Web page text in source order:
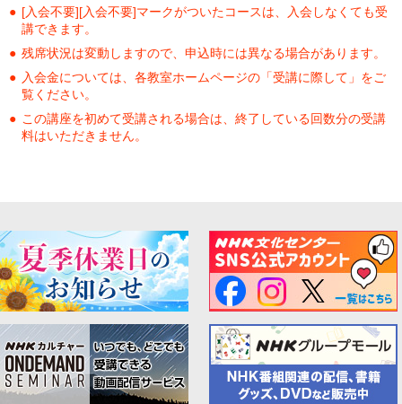
[入会不要][入会不要]マークがついたコースは、入会しなくても受
講できます。
残席状況は変動しますので、申込時には異なる場合があります。
入会金については、各教室ホームページの「受講に際して」をご
覧ください。
この講座を初めて受講される場合は、終了している回数分の受講
料はいただきません。